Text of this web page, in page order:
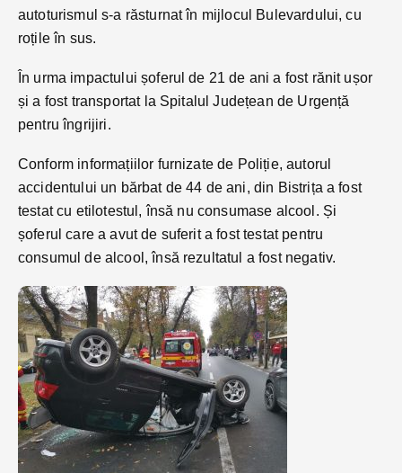
autoturismul s-a răsturnat în mijlocul Bulevardului, cu
roțile în sus.
În urma impactului șoferul de 21 de ani a fost rănit ușor
și a fost transportat la Spitalul Județean de Urgență
pentru îngrijiri.
Conform informațiilor furnizate de Poliție, autorul
accidentului un bărbat de 44 de ani, din Bistrița a fost
testat cu etilotestul, însă nu consumase alcool. Și
șoferul care a avut de suferit a fost testat pentru
consumul de alcool, însă rezultatul a fost negativ.